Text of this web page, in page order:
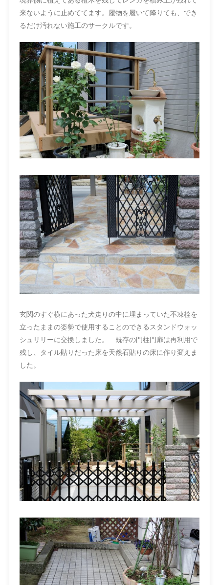
来ないように止めててます。履物を履いて降りても、でき
るだけ汚れない施工のサークルです。
玄関のすぐ横にあった犬走りの中に埋まっていた不凍栓を
立ったままの姿勢で使用することのできるスタンドウォッ
シュリリーに交換しました。 既存の門柱門扉は再利用で
残し、タイル貼りだった床を天然石貼りの床に作り変えま
した。